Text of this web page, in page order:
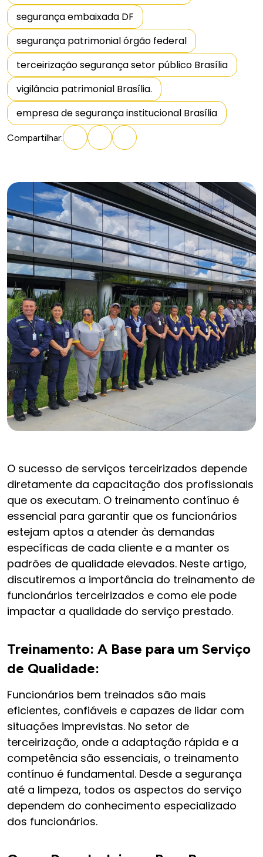
segurança embaixada DF
segurança patrimonial órgão federal
terceirização segurança setor público Brasília
vigilância patrimonial Brasília.
empresa de segurança institucional Brasília
Compartilhar:
O sucesso de serviços terceirizados depende
diretamente da capacitação dos profissionais
que os executam. O treinamento contínuo é
essencial para garantir que os funcionários
estejam aptos a atender às demandas
específicas de cada cliente e a manter os
padrões de qualidade elevados. Neste artigo,
discutiremos a importância do treinamento de
funcionários terceirizados e como ele pode
impactar a qualidade do serviço prestado.
Treinamento: A Base para um Serviço
de Qualidade:
Funcionários bem treinados são mais
eficientes, confiáveis e capazes de lidar com
situações imprevistas. No setor de
terceirização, onde a adaptação rápida e a
competência são essenciais, o treinamento
contínuo é fundamental. Desde a segurança
até a limpeza, todos os aspectos do serviço
dependem do conhecimento especializado
dos funcionários.